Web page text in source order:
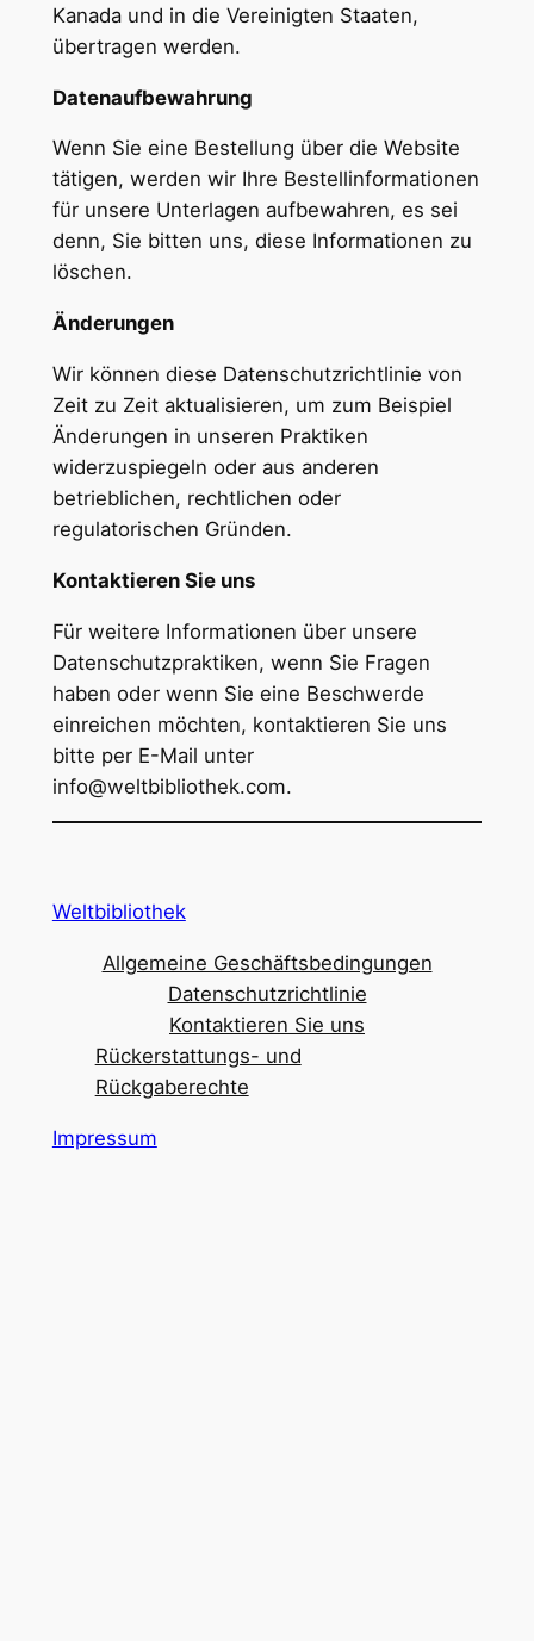
Kanada und in die Vereinigten Staaten,
übertragen werden.
Datenaufbewahrung
Wenn Sie eine Bestellung über die Website
tätigen, werden wir Ihre Bestellinformationen
für unsere Unterlagen aufbewahren, es sei
denn, Sie bitten uns, diese Informationen zu
löschen.
Änderungen
Wir können diese Datenschutzrichtlinie von
Zeit zu Zeit aktualisieren, um zum Beispiel
Änderungen in unseren Praktiken
widerzuspiegeln oder aus anderen
betrieblichen, rechtlichen oder
regulatorischen Gründen.
Kontaktieren Sie uns
Für weitere Informationen über unsere
Datenschutzpraktiken, wenn Sie Fragen
haben oder wenn Sie eine Beschwerde
einreichen möchten, kontaktieren Sie uns
bitte per E-Mail unter
info@weltbibliothek.com.
Weltbibliothek
Allgemeine Geschäftsbedingungen
Datenschutzrichtlinie
Kontaktieren Sie uns
Rückerstattungs- und
Rückgaberechte
Impressum